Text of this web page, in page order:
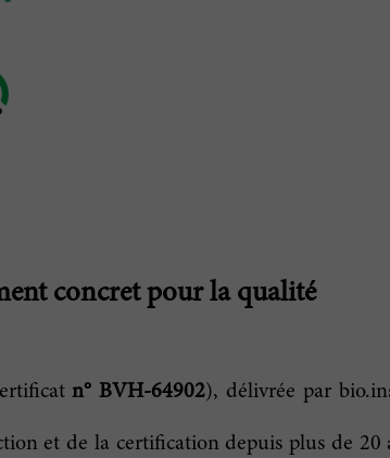
concret pour la qualité
n° BVH-64902), délivrée par
et de la certification depuis plus de 20